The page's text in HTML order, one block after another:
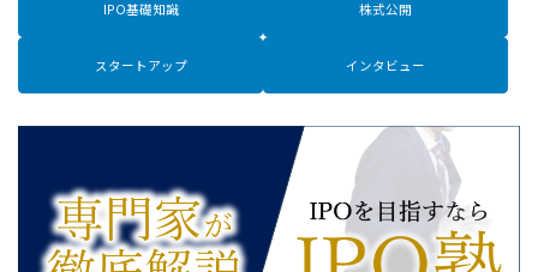
IPO基礎知識 株式公開
スタートアップ インタビュー